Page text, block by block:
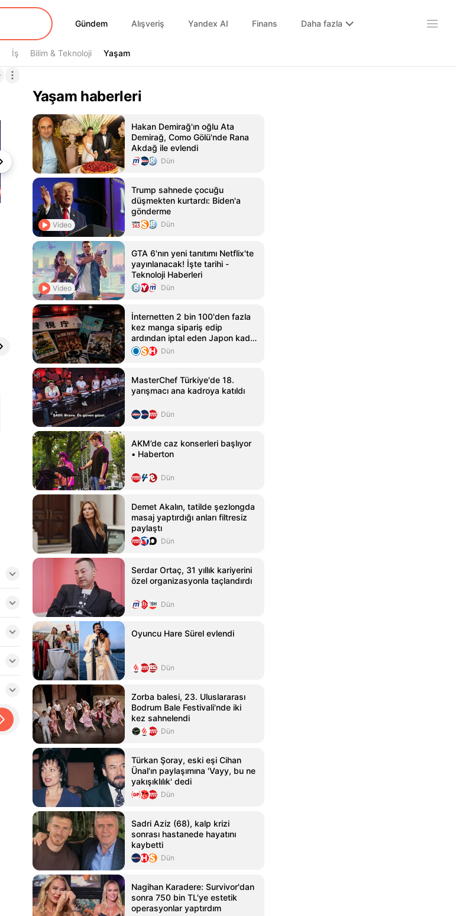
Gündem
Gündem Alışveriş Yandex AI Finans Daha fazla
İş Bilim & Teknoloji Yaşam
Yaşam
haberturk.com5
Yaşam haberleri
Hakan Demirağ'ın oğlu Ata
Demirağ, Como Gölü'nde Rana
Akdağ ile evlendi
Dün
Video
Trump sahnede çocuğu
düşmekten kurtardı: Biden'a
gönderme
Dün
Video
GTA 6'nın yeni tanıtımı Netflix'te
yayınlanacak! İşte tarihi -
Teknoloji Haberleri
Dün
İnternetten 2 bin 100'den fazla
kez manga sipariş edip
ardından iptal eden Japon kadın
tutuklandı
Dün
MasterChef Türkiye'de 18.
yarışmacı ana kadroya katıldı
Dün
AKM’de caz konserleri başlıyor
• Haberton
Dün
Demet Akalın, tatilde şezlongda
masaj yaptırdığı anları filtresiz
paylaştı
Dün
Serdar Ortaç, 31 yıllık kariyerini
özel organizasyonla taçlandırdı
Dün
Oyuncu Hare Sürel evlendi
Dün
Zorba balesi, 23. Uluslararası
Bodrum Bale Festivali'nde iki
kez sahnelendi
Dün
Türkan Şoray, eski eşi Cihan
Ünal'ın paylaşımına 'Vayy, bu ne
yakışıklılık' dedi
Dün
Sadri Aziz (68), kalp krizi
sonrası hastanede hayatını
kaybetti
Dün
Nagihan Karadere: Survivor'dan
sonra 750 bin TL'ye estetik
operasyonlar yaptırdım